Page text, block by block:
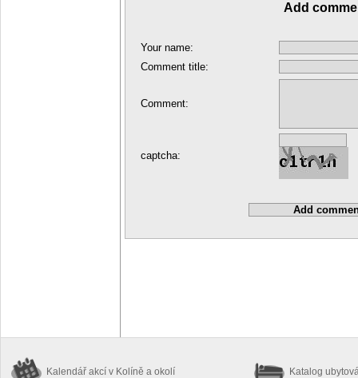
Add
Your name:
Comment title:
Comment:
captcha:
Kalendář akcí v Kolíně a okolí Katalog